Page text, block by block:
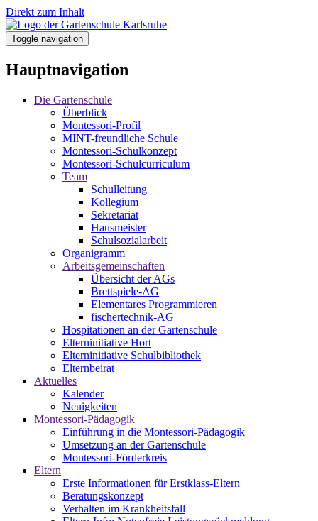
Direkt zum Inhalt
Toggle navigation
Hauptnavigation
Die Gartenschule
Überblick
Montessori-Profil
MINT-freundliche Schule
Montessori-Schulkonzept
Montessori-Schulcurriculum
Team
Schulleitung
Kollegium
Sekretariat
Hausmeister
Schulsozialarbeit
Organigramm
Arbeitsgemeinschaften
Übersicht der AGs
Brettspiele-AG
Elementares Programmieren
fischertechnik-AG
Hospitationen an der Gartenschule
Elterninitiative Hort
Elterninitiative Schulbibliothek
Elternbeirat
Aktuelles
Kalender
Neuigkeiten
Montessori-Pädagogik
Einführung in die Montessori-Pädagogik
Umsetzung an der Gartenschule
Montessori-Förderkreis
Eltern
Erste Informationen für Erstklass-Eltern
Beratungskonzept
Verhalten im Krankheitsfall